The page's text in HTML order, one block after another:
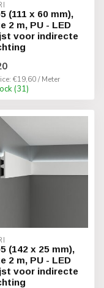
(111 x 60 mm),
2 m, PU - LED
voor indirecte
€19,60 / Meter
(31)
(142 x 25 mm),
2 m, PU - LED
voor indirecte